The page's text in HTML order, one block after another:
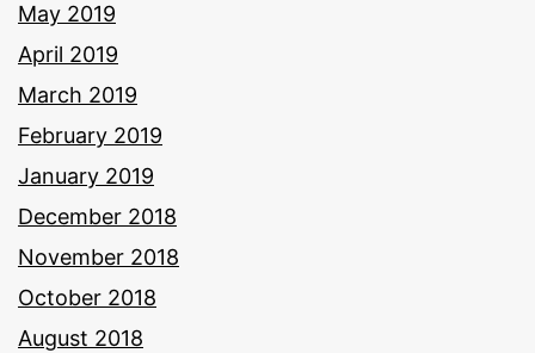
May 2019
April 2019
March 2019
February 2019
January 2019
December 2018
November 2018
October 2018
August 2018